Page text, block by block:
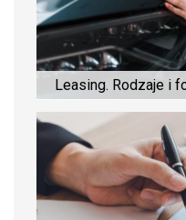
Leasing. Rodzaje i